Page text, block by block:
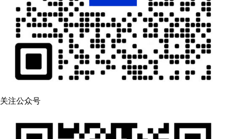
关注公众号